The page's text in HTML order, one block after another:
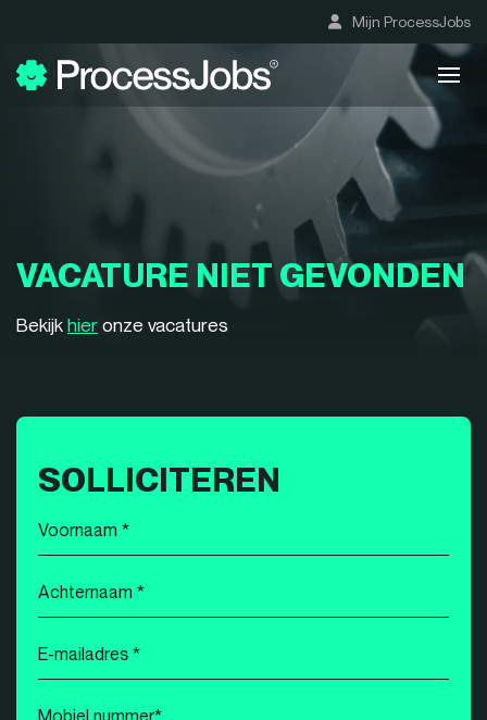
Mijn ProcessJobs
VACATURE NIET GEVONDEN
Bekijk hier onze vacatures
SOLLICITEREN
Voornaam
*
Achternaam
*
E-
mailadres
*
Mobiel